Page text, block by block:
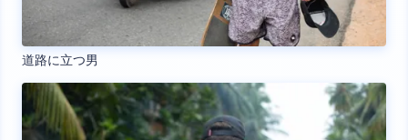
道路に立つ男